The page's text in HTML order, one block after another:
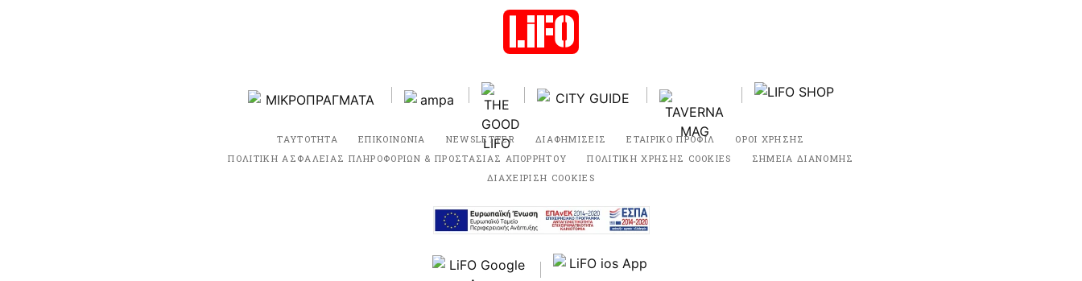
ΤΑΥΤΟΤΗΤΑ ΕΠΙΚΟΙΝΩΝΙΑ NEWSLETTER ΔΙΑΦΗΜΙΣΕΙΣ ΕΤΑΙΡΙΚΟ ΠΡΟΦΙΛ
ΟΡΟΙ ΧΡΗΣΗΣ
ΠΟΛΙΤΙΚΗ ΑΣΦΑΛΕΙΑΣ ΠΛΗΡΟΦΟΡΙΩΝ & ΠΡΟΣΤΑΣΙΑΣ ΑΠΟΡΡΗΤΟΥ
ΠΟΛΙΤΙΚΗ ΧΡΗΣΗΣ COOKIES
ΣΗΜΕΙΑ ΔΙΑΝΟΜΗΣ
ΔΙΑΧΕΙΡΙΣΗ COOKIES